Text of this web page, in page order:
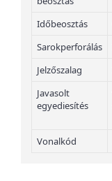
Időbeosztás
Sarokperforálás
Jelzőszalag
Javasolt
egyediesítés
Vonalkód